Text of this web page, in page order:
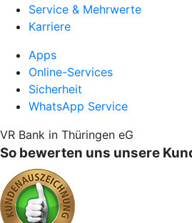
Service & Mehrwerte
Karriere
Apps
Online-Services
Sicherheit
WhatsApp Service
VR Bank in Thüringen eG
So bewerten uns unsere